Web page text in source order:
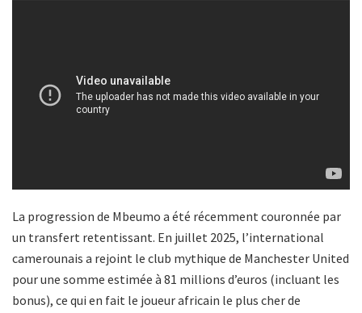
La progression de Mbeumo a été récemment couronnée par
un transfert retentissant. En juillet 2025, l’international
camerounais a rejoint le club mythique de Manchester United
pour une somme estimée à 81 millions d’euros (incluant les
bonus), ce qui en fait le joueur africain le plus cher de